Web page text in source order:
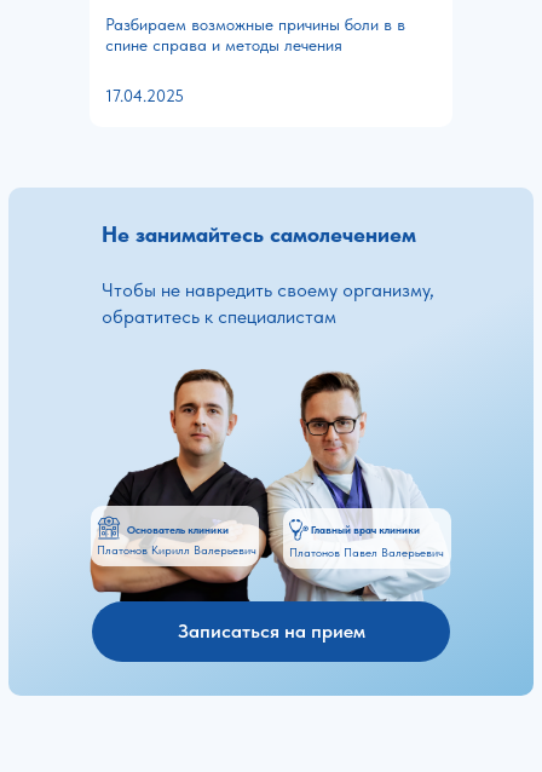
Разбираем возможные причины боли в в
спине справа и методы лечения
17.04.2025
Не занимайтесь самолечением
Чтобы не навредить своему организму,
обратитесь к специалистам
Платонов Кирилл Валерьевич Платонов Павел Валерьевич
Основатель клиники Главный врач клиники
Записаться на прием